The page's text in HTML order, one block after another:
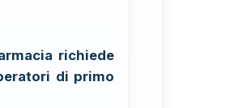
richiede
di primo